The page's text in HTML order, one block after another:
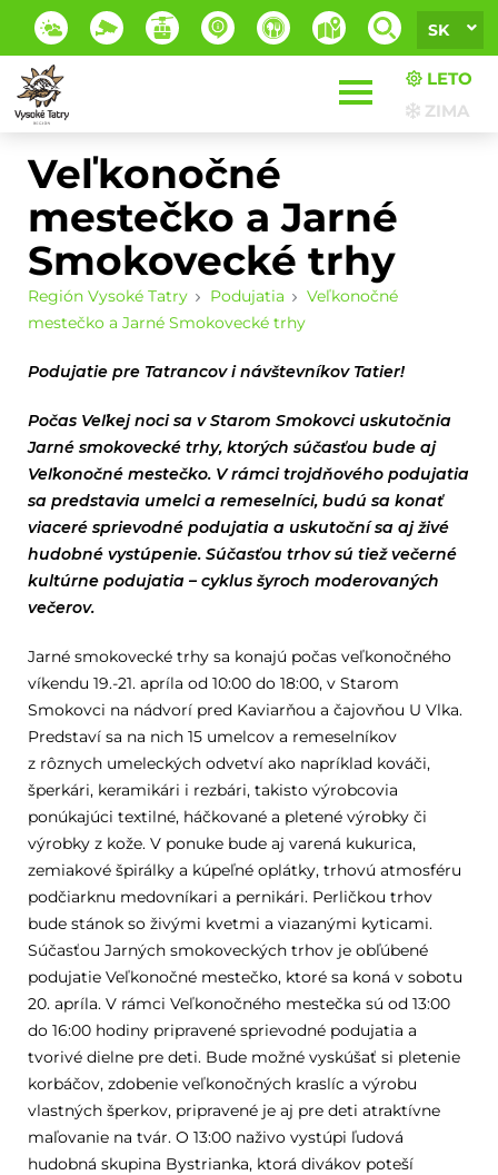
SK
LETO
ZIMA
Veľkonočné
mestečko a Jarné
Smokovecké trhy
Región Vysoké Tatry Podujatia
Veľkonočné
mestečko a Jarné Smokovecké trhy
Podujatie pre Tatrancov i návštevníkov Tatier!
Počas Veľkej noci sa v Starom Smokovci uskutočnia
Jarné smokovecké trhy, ktorých súčasťou bude aj
Veľkonočné mestečko. V rámci trojdňového podujatia
sa predstavia umelci a remeselníci, budú sa konať
viaceré sprievodné podujatia a uskutoční sa aj živé
hudobné vystúpenie. Súčasťou trhov sú tiež večerné
kultúrne podujatia – cyklus šyroch moderovaných
večerov.
Jarné smokovecké trhy sa konajú počas veľkonočného
víkendu 19.-21. apríla od 10:00 do 18:00, v Starom
Smokovci na nádvorí pred Kaviarňou a čajovňou U Vlka.
Predstaví sa na nich 15 umelcov a remeselníkov
z rôznych umeleckých odvetví ako napríklad kováči,
šperkári, keramikári i rezbári, takisto výrobcovia
ponúkajúci textilné, háčkované a pletené výrobky či
výrobky z kože. V ponuke bude aj varená kukurica,
zemiakové špirálky a kúpeľné oplátky, trhovú atmosféru
podčiarknu medovníkari a pernikári. Perličkou trhov
bude stánok so živými kvetmi a viazanými kyticami.
Súčasťou Jarných smokoveckých trhov je obľúbené
podujatie Veľkonočné mestečko, ktoré sa koná v sobotu
20. apríla. V rámci Veľkonočného mestečka sú od 13:00
do 16:00 hodiny pripravené sprievodné podujatia a
tvorivé dielne pre deti. Bude možné vyskúšať si pletenie
korbáčov, zdobenie veľkonočných kraslíc a výrobu
vlastných šperkov, pripravené je aj pre deti atraktívne
maľovanie na tvár. O 13:00 naživo vystúpi ľudová
hudobná skupina Bystrianka, ktorá divákov poteší